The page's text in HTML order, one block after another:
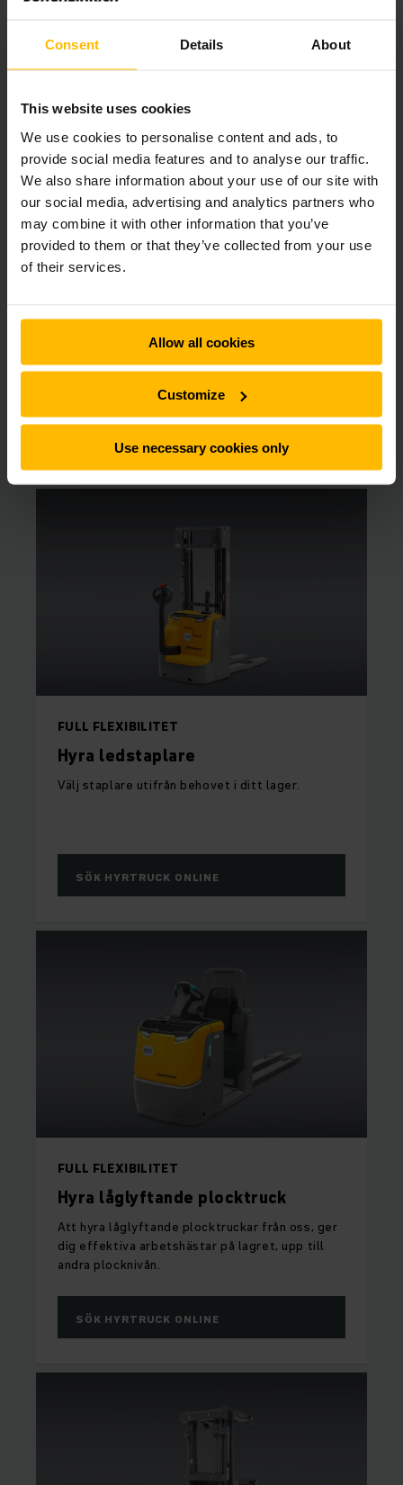
Consent Details About
This website uses cookies
We use cookies to personalise content and ads, to
provide social media features and to analyse our traffic.
We also share information about your use of our site with
our social media, advertising and analytics partners who
may combine it with other information that you’ve
provided to them or that they’ve collected from your use
of their services.
Allow all cookies
Customize
Use necessary cookies only
Hyra ledtruck / låglyftare
Vi har låglyftare/ledtruckar för alla behov. Hitta
rätt låglyftare för just ditt lager.
FULL FLEXIBILITET
Hyra ledstaplare
Välj staplare utifrån behovet i ditt lager.
SÖK HYRTRUCK ONLINE
FULL FLEXIBILITET
Hyra låglyftande plocktruck
Att hyra låglyftande plocktruckar från oss, ger
dig effektiva arbetshästar på lagret, upp till
andra plocknivån.
SÖK HYRTRUCK ONLINE